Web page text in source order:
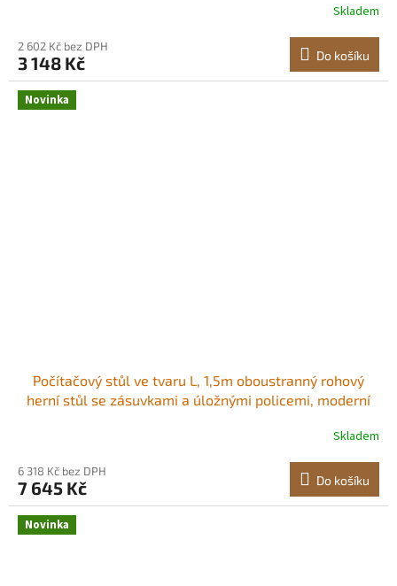
herní stůl pro domácí kancelář RGB LED osvětleníSkladem
2 602 Kč bez DPH
3 148 Kč Do košíku
Novinka
Počítačový stůl ve tvaru L, 1,5m oboustranný rohový
herní stůl se zásuvkami a úložnými policemi, moderní
domácí kancelář - snadná montáž Dostatek úložného
prostoru Čtyři dřevěné zásuvky
Skladem
6 318 Kč bez DPH
7 645 Kč Do košíku
Novinka